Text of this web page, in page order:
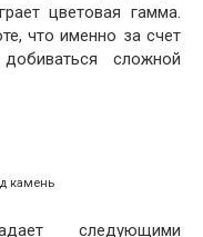
цветовая гамма.
что именно за счет
сложной
камень
следующими